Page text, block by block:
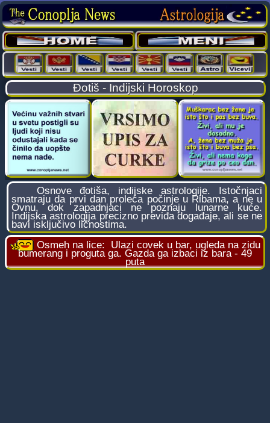
Đotiš - Indijski Horoskop
Osnove đotiša, indijske astrologije. Istočnjaci
smatraju da prvi dan proleća počinje u Ribama, a ne u
Ovnu, dok zapadnjaci ne poznaju lunarne kuće.
Indijska astrologija precizno previđa događaje, ali se ne
bavi isključivo ličnostima.
Osmeh na lice: Ulazi covek u bar, ugleda na zidu
bumerang i proguta ga. Gazda ga izbaci iz bara - 49
puta